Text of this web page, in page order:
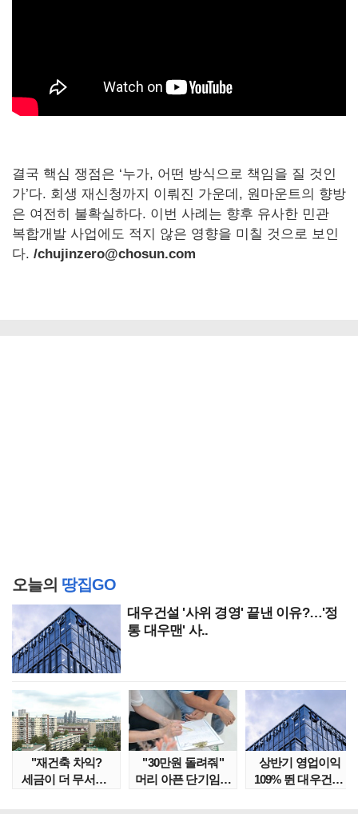
결국 핵심 쟁점은 ‘누가, 어떤 방식으로 책임을 질 것인
가’다. 회생 재신청까지 이뤄진 가운데, 원마운트의 향방
은 여전히 불확실하다. 이번 사례는 향후 유사한 민관
복합개발 사업에도 적지 않은 영향을 미칠 것으로 보인
다. /chujinzero@chosun.com
오늘의 땅집GO
대우건설 '사위 경영' 끝낸 이유?…'정
통 대우맨' 사..
"재건축 차익?
세금이 더 무서워"
"30만원 돌려줘"
머리 아픈 단기임대
상반기 영업이익
109% 뛴 대우건설,